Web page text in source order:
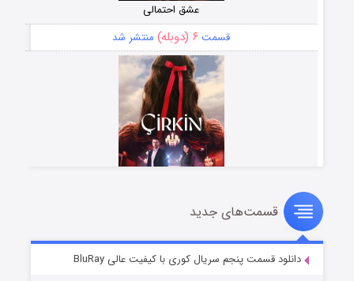
عشق احتمالی
قسمت ۶ (دوبله) منتشر شد
سریال زشت
قسمت۵ (زیرنویس) منتشر شد
قسمت‌های جدید
دانلود قسمت پنجم سریال کوری با کیفیت عالی BluRay